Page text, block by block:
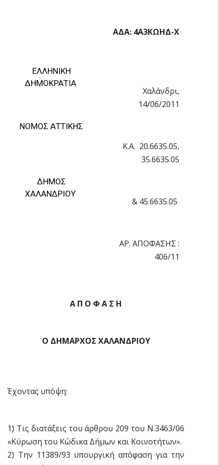
ΑΔΑ: 4Α3ΚΩΗΔ-Χ
ΕΛΛΗΝΙΚΗ
ΔΗΜΟΚΡΑΤΙΑ
Χαλάνδρι,
14/06/2011
ΝΟΜΟΣ ΑΤΤΙΚΗΣ
Κ.Α. 20.6635.05,
35.6635.05
ΔΗΜΟΣ
ΧΑΛΑΝΔΡΙΟΥ
& 45.6635.05
AΡ. ΑΠΟΦΑΣΗΣ :
406/11
Α Π Ο Φ Α Σ Η
Ο ΔΗΜΑΡΧΟΣ ΧΑΛΑΝΔΡΙΟΥ
Έχοντας υπόψη:
1) Τις διατάξεις του άρθρου 209 του Ν.3463/06
«Κύρωση του Κώδικα Δήμων και Κοινοτήτων».
2) Την 11389/93 υπουργική απόφαση για την